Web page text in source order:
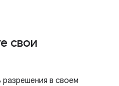
свои
в своем